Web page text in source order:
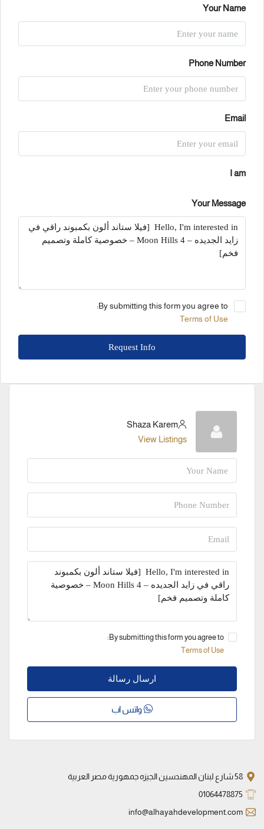
Your Name
Phone Number
Email
I am
Your Message
By submitting this form you agree to:
Terms of Use
Request Info
Shaza Karem
View Listings
By submitting this form you agree to:
Terms of Use
ارسال رسالة
واتس اب
58 شارع لبنان المهندسين الجيزه جمهورية مصر العربية
01064478875
info@alhayahdevelopment.com